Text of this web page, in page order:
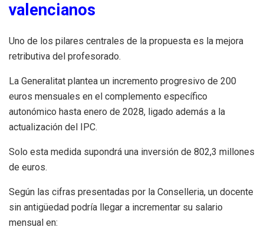
valencianos
Uno de los pilares centrales de la propuesta es la mejora
retributiva del profesorado.
La Generalitat plantea un incremento progresivo de 200
euros mensuales en el complemento específico
autonómico hasta enero de 2028, ligado además a la
actualización del IPC.
Solo esta medida supondrá una inversión de 802,3 millones
de euros.
Según las cifras presentadas por la Conselleria, un docente
sin antigüedad podría llegar a incrementar su salario
mensual en: